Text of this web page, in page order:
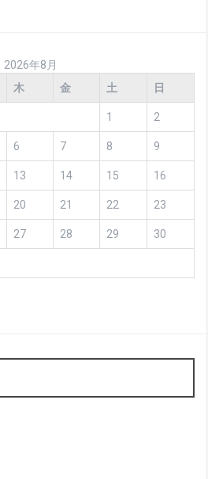
2026年8月
木 金 土 日
1 2
6 7 8 9
13 14 15 16
20 21 22 23
27 28 29 30